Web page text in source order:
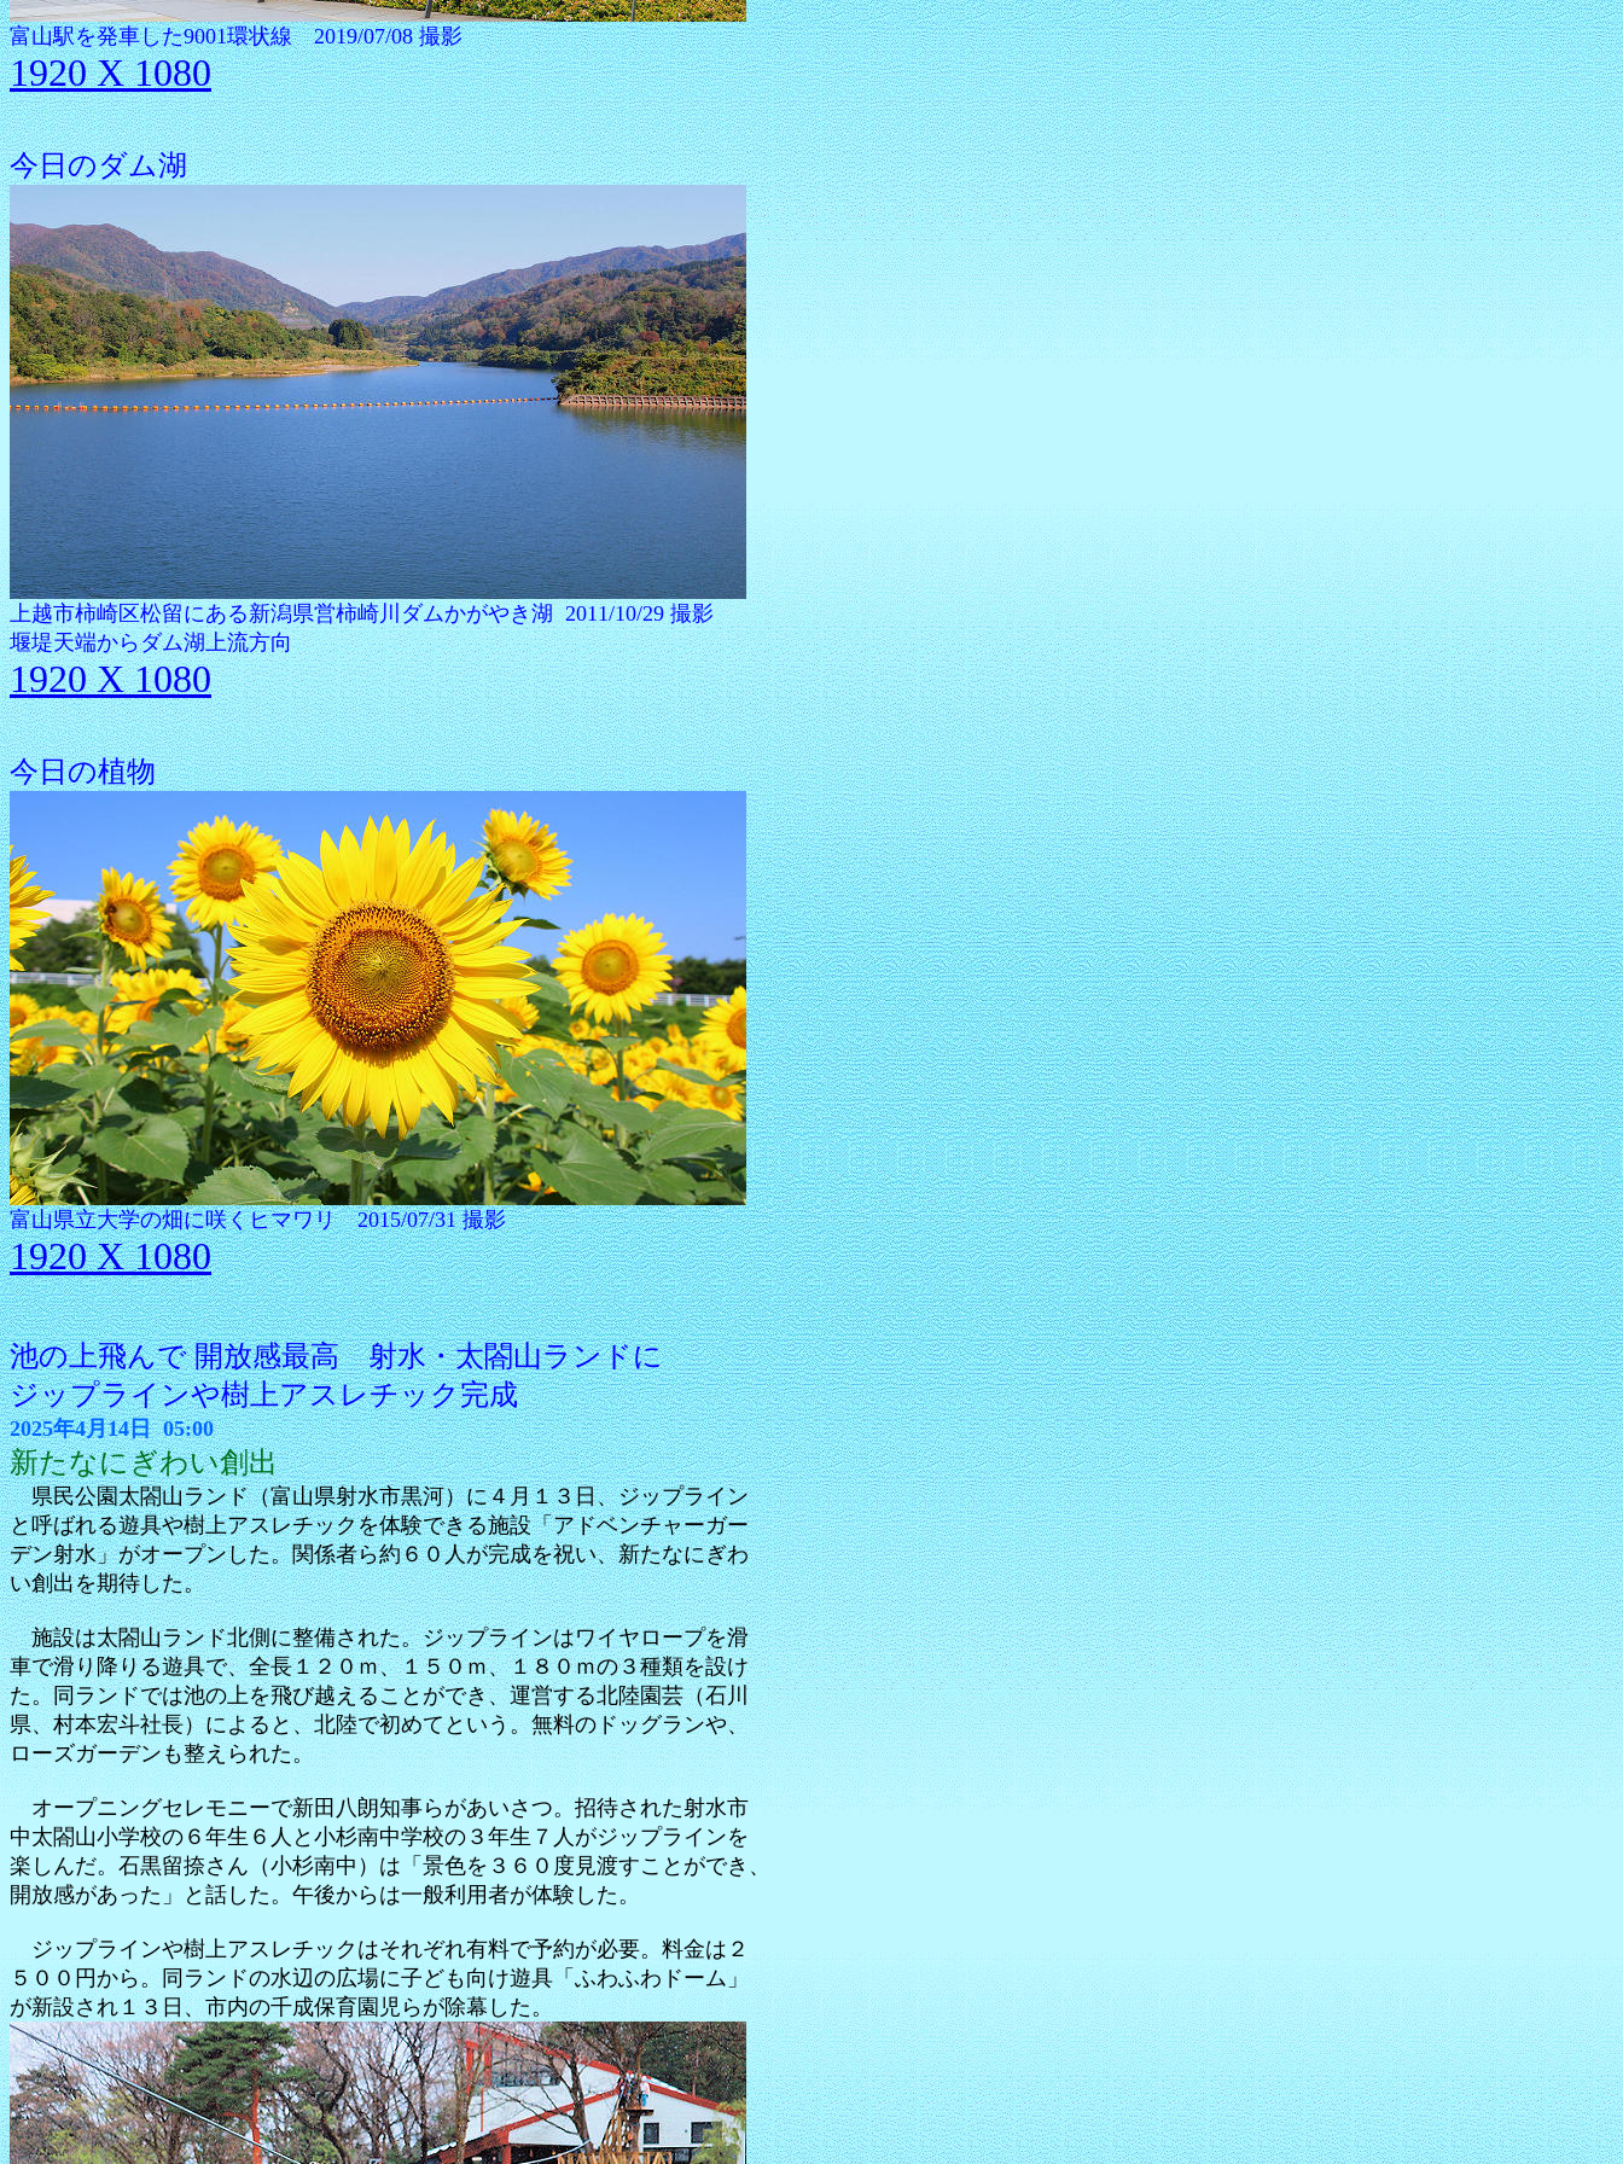
富山駅を発車した9001環状線 2019/07/08 撮影
1920 X 1080
今日のダム湖
上越市柿崎区松留にある新潟県営柿崎川ダムかがやき湖 2011/10/29 撮影
堰堤天端からダム湖上流方向
1920 X 1080
今日の植物
富山県立大学の畑に咲くヒマワリ 2015/07/31 撮影
1920 X 1080
池の上飛んで 開放感最高 射水・太閤山ランドに
ジップラインや樹上アスレチック完成
2025年4月14日 05:00
新たなにぎわい創出
県民公園太閤山ランド（富山県射水市黒河）に４月１３日、ジップライン
と呼ばれる遊具や樹上アスレチックを体験できる施設「アドベンチャーガー
デン射水」がオープンした。関係者ら約６０人が完成を祝い、新たなにぎわ
い創出を期待した。
施設は太閤山ランド北側に整備された。ジップラインはワイヤロープを滑
車で滑り降りる遊具で、全長１２０ｍ、１５０ｍ、１８０ｍの３種類を設け
た。同ランドでは池の上を飛び越えることができ、運営する北陸園芸（石川
県、村本宏斗社長）によると、北陸で初めてという。無料のドッグランや、
ローズガーデンも整えられた。
オープニングセレモニーで新田八朗知事らがあいさつ。招待された射水市
中太閤山小学校の６年生６人と小杉南中学校の３年生７人がジップラインを
楽しんだ。石黒留捺さん（小杉南中）は「景色を３６０度見渡すことができ、
開放感があった」と話した。午後からは一般利用者が体験した。
ジップラインや樹上アスレチックはそれぞれ有料で予約が必要。料金は２
５００円から。同ランドの水辺の広場に子ども向け遊具「ふわふわドーム」
が新設され１３日、市内の千成保育園児らが除幕した。